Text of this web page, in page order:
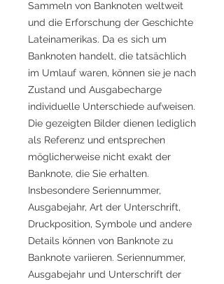
Sammeln von Banknoten weltweit
und die Erforschung der Geschichte
Lateinamerikas. Da es sich um
Banknoten handelt, die tatsächlich
im Umlauf waren, können sie je nach
Zustand und Ausgabecharge
individuelle Unterschiede aufweisen.
Die gezeigten Bilder dienen lediglich
als Referenz und entsprechen
möglicherweise nicht exakt der
Banknote, die Sie erhalten.
Insbesondere Seriennummer,
Ausgabejahr, Art der Unterschrift,
Druckposition, Symbole und andere
Details können von Banknote zu
Banknote variieren. Seriennummer,
Ausgabejahr und Unterschrift der